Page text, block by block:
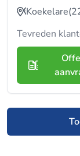
Koekelare
Tevreden